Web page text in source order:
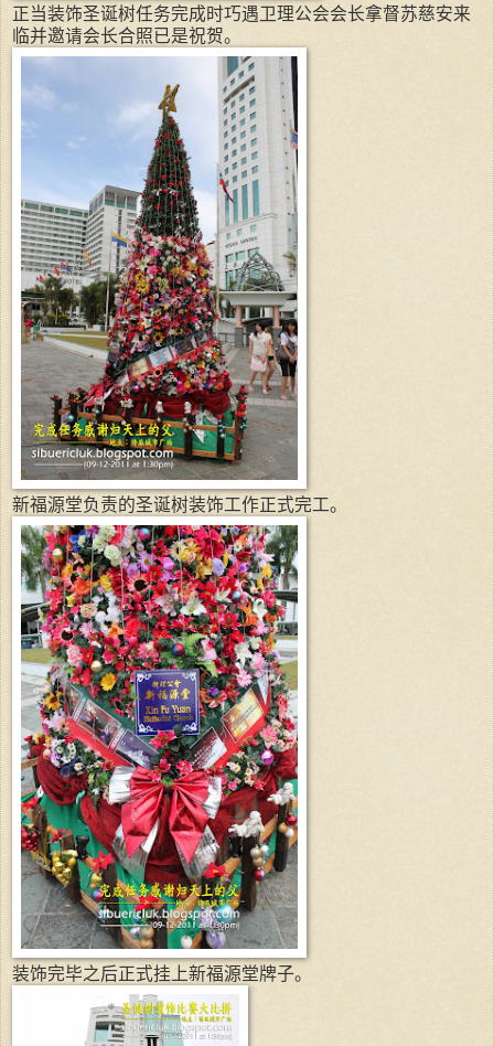
正当装饰圣诞树任务完成时巧遇卫理公会会长拿督苏慈安来
临并邀请会长合照已是祝贺。
新福源堂负责的圣诞树装饰工作正式完工。
装饰完毕之后正式挂上新福源堂牌子。